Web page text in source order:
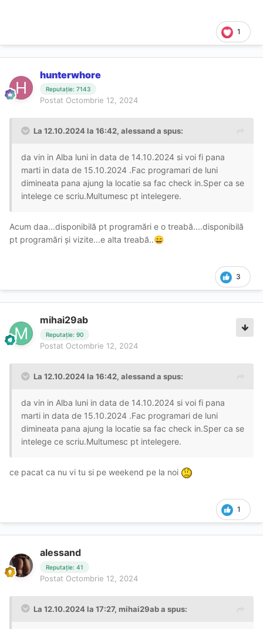
1
hunterwhore
Reputație: 7143
Postat Octombrie 12, 2024
La 12.10.2024 la 16:42, alessanda spus:
da vin in Alba luni in data de 14.10.2024 si voi fi pana
marti in data de 15.10.2024 .Fac programari de luni
dimineata pana ajung la locatie sa fac check in.Sper ca se
intelege ce scriu.Multumesc pt intelegere.
Acum daa...disponibilă pt programări e o treabă....disponibilă
pt programări și vizite...e alta treabă..😄
3
mihai29ab
Reputație: 90
Postat Octombrie 12, 2024
La 12.10.2024 la 16:42, alessanda spus:
da vin in Alba luni in data de 14.10.2024 si voi fi pana
marti in data de 15.10.2024 .Fac programari de luni
dimineata pana ajung la locatie sa fac check in.Sper ca se
intelege ce scriu.Multumesc pt intelegere.
ce pacat ca nu vi tu si pe weekend pe la noi
1
alessand
Reputație: 41
Postat Octombrie 12, 2024
La 12.10.2024 la 17:27, mihai29aba spus: